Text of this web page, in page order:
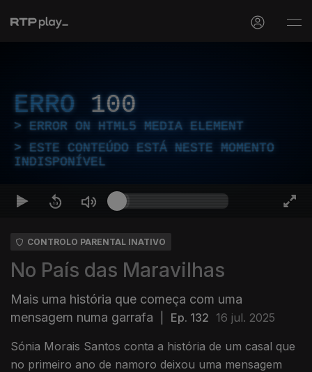
ERRO 100
ERROR ON HTML5 MEDIA ELEMENT
ESTE CONTEÚDO ESTÁ NESTE MOMENTO
INDISPONÍVEL
CONTROLO PARENTAL INATIVO
No País das Maravilhas
Mais uma história que começa com uma
mensagem numa garrafa
Ep. 132 16 jul. 2025
Sónia Morais Santos conta a história de um casal que
no primeiro ano de namoro deixou uma mensagem